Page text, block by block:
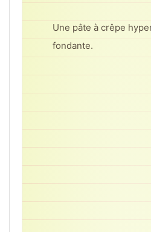
Une pâte à crêpe
fondante.